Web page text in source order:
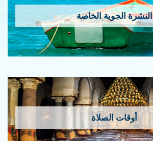
النشرة الجوية الخاصة
أوقات الصلاة